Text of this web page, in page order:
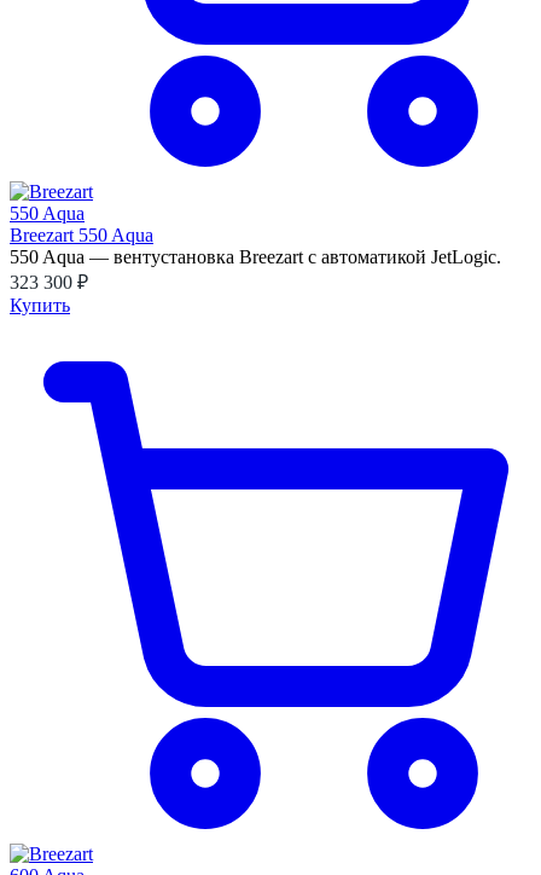
Breezart 550 Aqua
550 Aqua — вентустановка Breezart с автоматикой JetLogic.
323 300 ₽
Купить